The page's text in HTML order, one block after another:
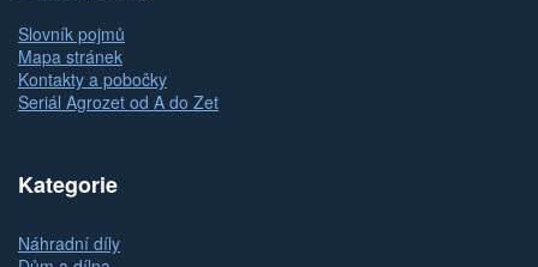
Slovník pojmů
Mapa stránek
Kontakty a pobočky
Seriál Agrozet od A do Zet
Kategorie
Náhradní díly